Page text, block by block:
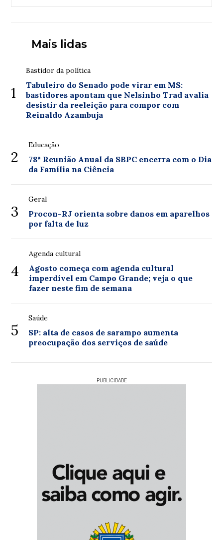
Mais lidas
1
Bastidor da política
Tabuleiro do Senado pode virar em MS:
bastidores apontam que Nelsinho Trad avalia
desistir da reeleição para compor com
Reinaldo Azambuja
2
Educação
78ª Reunião Anual da SBPC encerra com o Dia
da Família na Ciência
3
Geral
Procon-RJ orienta sobre danos em aparelhos
por falta de luz
4
Agenda cultural
Agosto começa com agenda cultural
imperdível em Campo Grande; veja o que
fazer neste fim de semana
5
Saúde
SP: alta de casos de sarampo aumenta
preocupação dos serviços de saúde
PUBLICIDADE